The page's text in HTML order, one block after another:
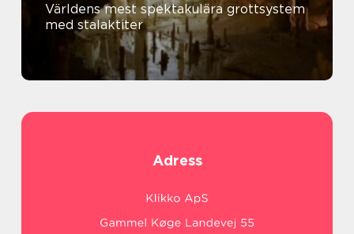
Världens mest spektakulära grottsystem
med stalaktiter
Adress